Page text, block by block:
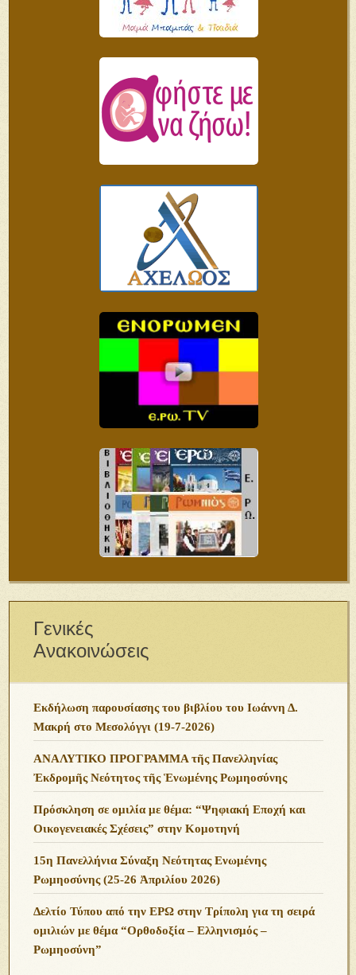
Γενικές
Ανακοινώσεις
Εκδήλωση παρουσίασης του βιβλίου του Ιωάννη Δ.
Μακρή στο Μεσολόγγι (19-7-2026)
ΑΝΑΛΥΤΙΚΟ ΠΡΟΓΡΑΜΜΑ τῆς Πανελληνίας
Ἐκδρομῆς Νεότητος τῆς Ἑνωμένης Ρωμηοσύνης
Πρόσκληση σε ομιλία με θέμα: “Ψηφιακή Εποχή και
Οικογενειακές Σχέσεις” στην Κομοτηνή
15η Πανελλήνια Σύναξη Νεότητας Ενωμένης
Ρωμηοσύνης (25-26 Ἀπριλίου 2026)
Δελτίο Τύπου από την ΕΡΩ στην Τρίπολη για τη σειρά
ομιλιών με θέμα “Ορθοδοξία – Ελληνισμός –
Ρωμηοσύνη”